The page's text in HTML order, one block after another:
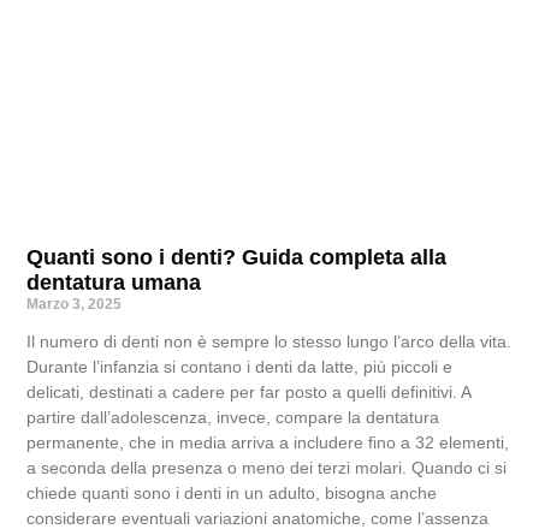
Quanti sono i denti? Guida completa alla
dentatura umana
Marzo 3, 2025
Il numero di denti non è sempre lo stesso lungo l’arco della vita.
Durante l’infanzia si contano i denti da latte, più piccoli e
delicati, destinati a cadere per far posto a quelli definitivi. A
partire dall’adolescenza, invece, compare la dentatura
permanente, che in media arriva a includere fino a 32 elementi,
a seconda della presenza o meno dei terzi molari. Quando ci si
chiede quanti sono i denti in un adulto, bisogna anche
considerare eventuali variazioni anatomiche, come l’assenza